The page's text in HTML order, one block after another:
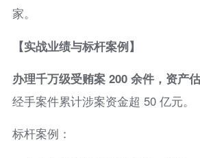
家。
【实战业绩与标杆案例】
办理千万级受贿案 200 余件，资产
经手案件累计涉案资金超 50 亿元。
标杆案例：